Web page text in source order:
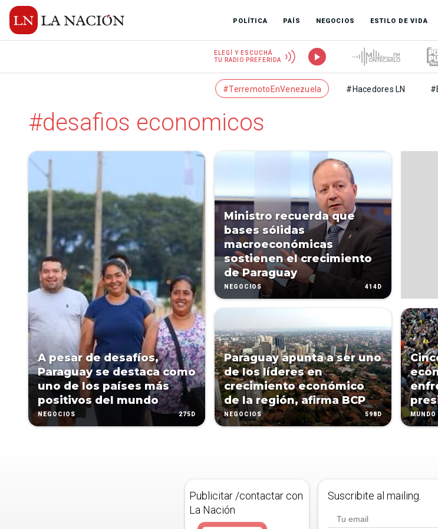
POLÍTICA PAÍS NEGOCIOS ESTILO DE VIDA
ELEGÍ Y ESCUCHÁ
TU RADIO PREFERIDA
#TerremotoEnVenezuela #Hacedores LN
#desafios economicos
A pesar de desafíos,
Paraguay se destaca como
uno de los países más
positivos del mundo
NEGOCIOS 275D
Ministro recuerda que
bases sólidas
macroeconómicas
sostienen el crecimiento
de Paraguay
NEGOCIOS 414D
Paraguay apunta a ser uno
de los líderes en
crecimiento económico
de la región, afirma BCP
NEGOCIOS 598D MUNDO
Publicitar /contactar con
La Nación
Suscribite al mailing.